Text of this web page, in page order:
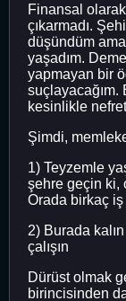
Finansal
çıkarmadı.
düşündüm
yaşadım.
yapmayan bir
suçlayacağım.
kesinlikle
Şimdi,
1) Teyzemle
şehre geçin ki,
Orada birkaç iş
2) Burada
çalışın
Dürüst olmak
birincisinden